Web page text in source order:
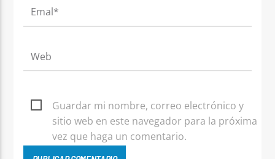
Guardar mi nombre, correo electrónico y
sitio web en este navegador para la próxima
vez que haga un comentario.